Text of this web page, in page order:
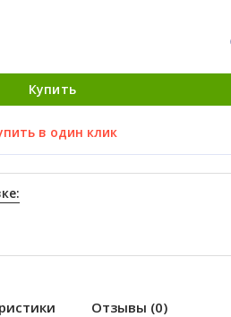
Купить
в один клик
Отзывы (0)